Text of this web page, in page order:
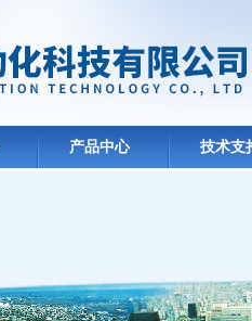
产品中心 技术支